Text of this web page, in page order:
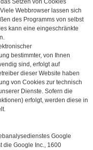
Setzen von Cookies
Webbrowser lassen sich
des Programms von selbst
kann eine eingeschränkte
bestimmter, von Ihnen
sind, erfolgt auf
dieser Website haben
von Cookies zur technisch
Dienste. Sofern die
erfolgt, werden diese in
Google
die Google Inc., 1600